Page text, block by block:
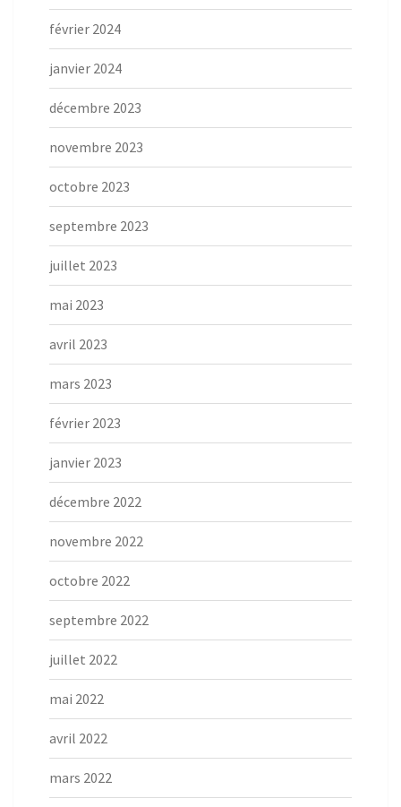
février 2024
janvier 2024
décembre 2023
novembre 2023
octobre 2023
septembre 2023
juillet 2023
mai 2023
avril 2023
mars 2023
février 2023
janvier 2023
décembre 2022
novembre 2022
octobre 2022
septembre 2022
juillet 2022
mai 2022
avril 2022
mars 2022